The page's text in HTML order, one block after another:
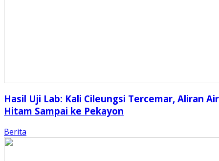
Hasil Uji Lab: Kali Cileungsi Tercemar, Aliran Air
Hitam Sampai ke Pekayon
Berita